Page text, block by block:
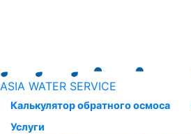
ASIA WATER SERVICE
Калькулятор обратного осмоса
Услуги